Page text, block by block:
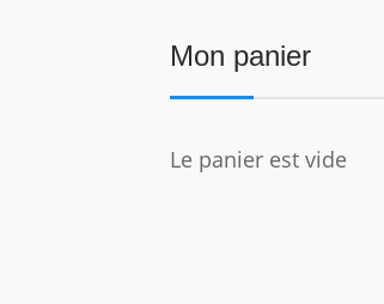
Mon panier
Le panier est vide